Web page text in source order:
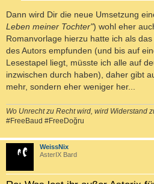
Dann wird Dir die neue Umsetzung
Leben meiner Tochter") wohl eher
Romanvorlage hierzu hatte ich als
des Autors empfunden (und bis auf
Lesestapel liegt, müsste ich alle auf
inzwischen durch haben), daher gibt
mehr, sondern eher weniger her...
Wo Unrecht zu Recht wird, wird Widerstand
#FreeBaud #FreeDoğru
WeissNix
AsterIX Bard